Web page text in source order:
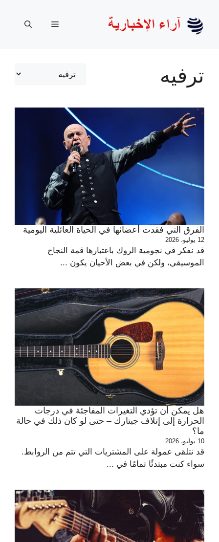
المحتوى
القائمة
ترفيه تصنيفات
الفرق التي فقدت أعضائها في الحياة العائلية اليومية
12 يوليو، 2026
قد نفكر في نجومية الروك باعتبارها قمة النجاح
الموسيقي، ولكن في بعض الأحيان يكون ...
هل يمكن أن تؤدي التغيرات المفاجئة في درجات
الحرارة إلى إتلاف جيتارك – حتى لو كان ذلك في حالة
ما؟
10 يوليو، 2026
قد نتلقى عمولة على المشتريات التي تتم من الروابط.
سواء كنت مبتدئًا تمامًا في ...